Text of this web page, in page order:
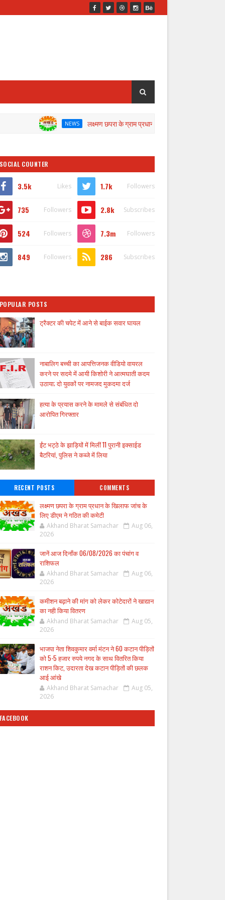
NEWS लक्ष्मण छपरा के ग्राम प्रधान के खिलाफ जांच के लिए डीएम ने गठित की
SOCIAL COUNTER
3.5k Likes 1.7k Followers
735 Followers 2.8k Subscribes
524 Followers 7.3m Followers
849 Followers 286 Subscribes
POPULAR POSTS
ट्रैक्टर की चपेट में आने से बाईक सवार घायल
नाबालिग बच्ची का आपत्तिजनक वीडियो वायरल
करने पर सदमे में आयी किशोरी ने आत्मघाती कदम
उठाया; दो युवकों पर नामजद मुकदमा दर्ज
हत्या के प्रयास करने के मामले से संबंधित दो
आरोपित गिरफ्तार
ईंट भट्ठे के झाड़ियों में मिलीं 11 पुरानी इक्साईड
बैटरियां, पुलिस ने कब्जे में लिया
RECENT POSTS COMMENTS
लक्ष्मण छपरा के ग्राम प्रधान के खिलाफ जांच के
लिए डीएम ने गठित की कमेटी
Akhand Bharat Samachar
Aug 06,
2026
जानें आज दिनाँक 06/08/2026 का पंचांग व
राशिफल
Akhand Bharat Samachar
Aug 06,
2026
कमीशन बढ़ाने की मांग को लेकर कोटेदारों ने खाद्यान
का नही किया वितरण
Akhand Bharat Samachar
Aug 05,
2026
भाजपा नेता शिवकुमार वर्मा मंटन ने 60 कटान पीड़ितों
को 5-5 हजार रुपये नगद के साथ वितरित किया
राशन किट, उदारता देख कटान पीड़ितों की छलक
आई आंखे
Akhand Bharat Samachar
Aug 05,
2026
FACEBOOK